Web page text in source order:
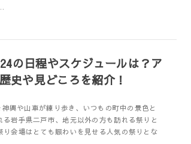
の日程やスケジュールは？ア
史や見どころを紹介！
輿や山車が練り歩き、いつもの町中の景色と
る岩手県二戸市、地元以外の方も訪れる祭りと
り会場はとても賑わいを見せる人気の祭りとな